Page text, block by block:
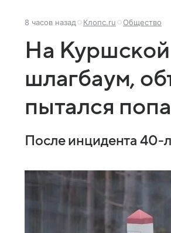
8 часов назад Клопс.ru Общество
На
шлагбаум,
пытался
После инцидента 40-